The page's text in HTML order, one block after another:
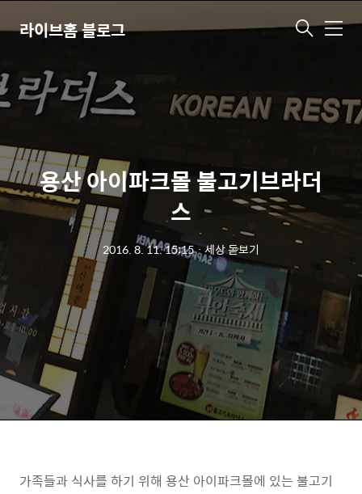
라이브홈 블로그 메
용산 아이파크몰 불고기브라더
스
2016. 8. 11. 15:15ㆍ세상 돋보기
가족들과 식사를 하기 위해 용산 아이파크몰에 있는 불고기